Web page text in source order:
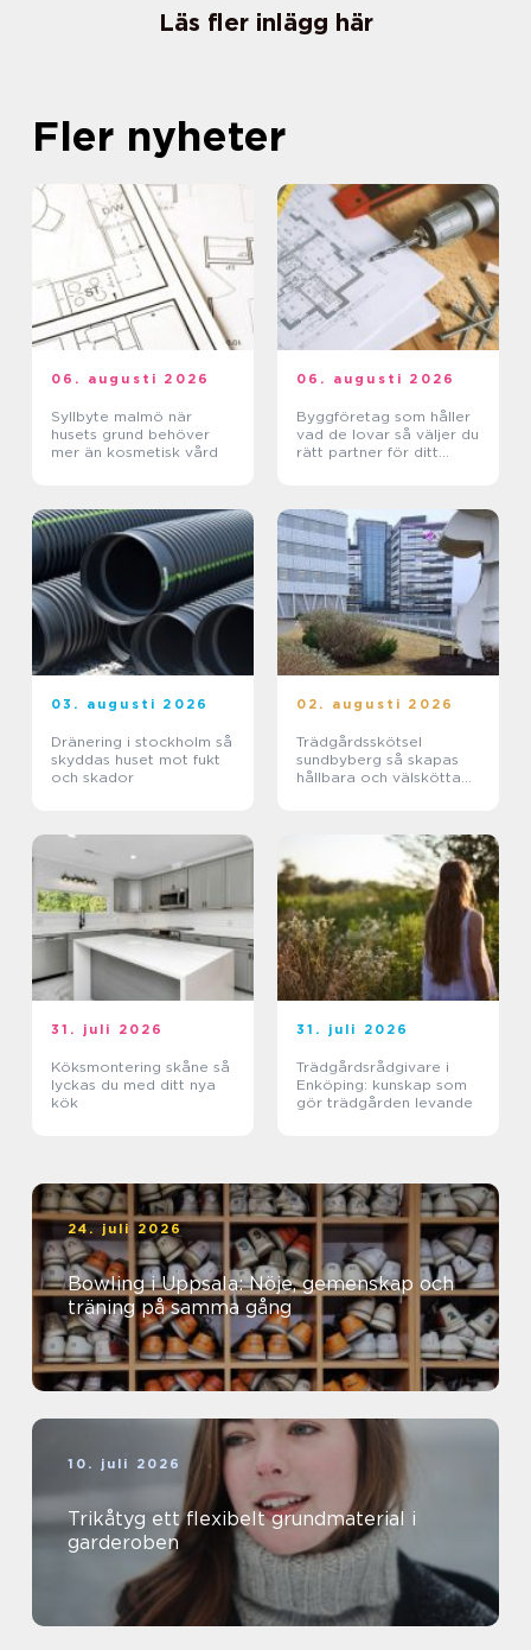
Läs fler inlägg här
Fler nyheter
06. augusti 2026
Syllbyte malmö när
husets grund behöver
mer än kosmetisk vård
06. augusti 2026
Byggföretag som håller
vad de lovar så väljer du
rätt partner för ditt
03. augusti 2026
Dränering i stockholm så
skyddas huset mot fukt
och skador
02. augusti 2026
Trädgårdsskötsel
sundbyberg så skapas
hållbara och välskötta
31. juli 2026
Köksmontering skåne så
lyckas du med ditt nya
kök
31. juli 2026
Trädgårdsrådgivare i
Enköping: kunskap som
gör trädgården levande
24. juli 2026
Bowling i Uppsala: Nöje, gemenskap och
träning på samma gång
10. juli 2026
Trikåtyg ett flexibelt grundmaterial i
garderoben